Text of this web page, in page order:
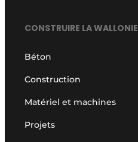
CONSTRUIRE LA WALLONIE
Béton
Construction
Matériel et machines
Projets